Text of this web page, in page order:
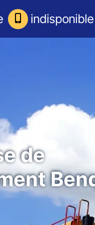
indisponible
de